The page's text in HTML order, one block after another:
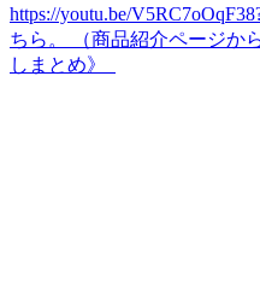
https://youtu.be/
ちら。 （商品紹介ページか
しまとめ》